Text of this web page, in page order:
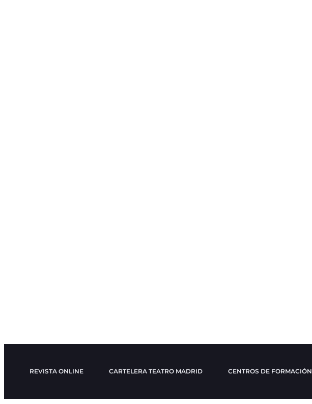
REVISTA ONLINE CARTELERA TEATRO MADRID CENTROS DE FORMACIÓN